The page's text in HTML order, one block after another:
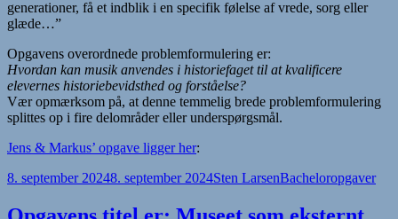
generationer, få et indblik i en specifik følelse af vrede, sorg eller
glæde…”
Opgavens overordnede problemformulering er:
Hvordan kan musik anvendes i historiefaget til at kvalificere
elevernes historiebevidsthed og forståelse?
Vær opmærksom på, at denne temmelig brede problemformulering
splittes op i fire delområder eller underspørgsmål.
Jens & Markus’ opgave ligger her:
Udgivet
8. september 20248. september 2024Forfatter
Sten LarsenKategorier
Bacheloropgaver